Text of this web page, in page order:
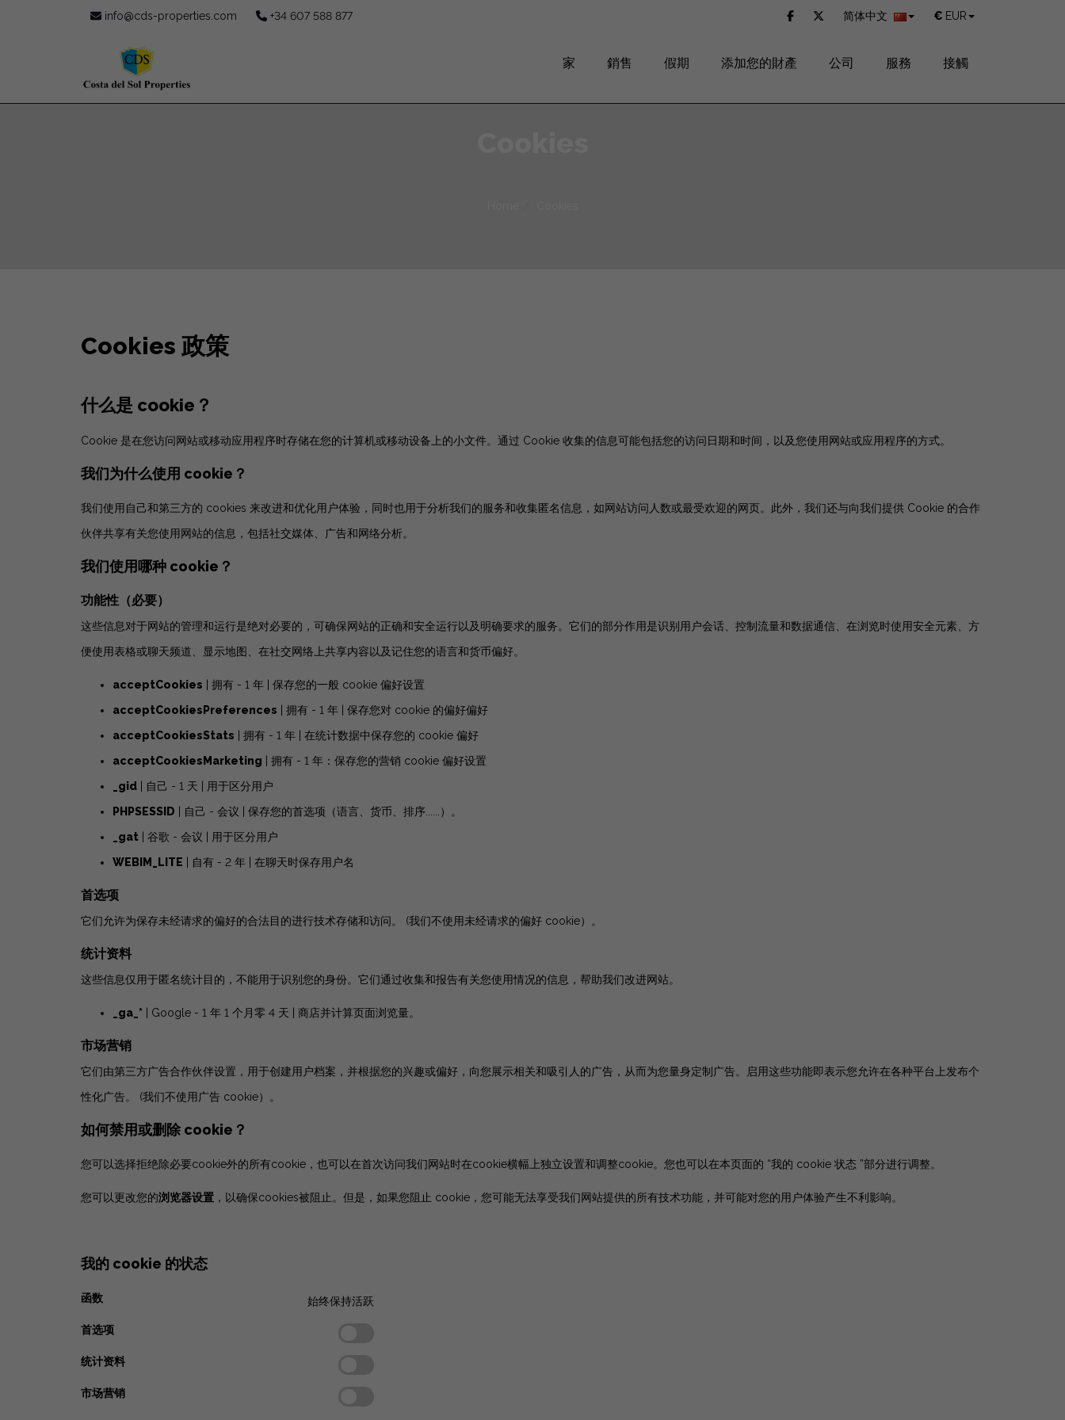
info@cds-properties.com +34 607 588 877 € EUR
简体中文
家 銷售 假期 添加您的財產 公司 服務 接觸
Cookies 政策
什么是 cookie？
Cookie 是在您访问网站或移动应用程序时存储在您的计算机或移动设备上的小文件。通过 Cookie 收集的信息可能包括您的访问日期和时间，以及您使用网站或应用程序的方式。
我们为什么使用 cookie？
我们使用自己和第三方的 cookies 来改进和优化用户体验，同时也用于分析我们的服务和收集匿名信息，如网站访问人数或最受欢迎的网页。此外，我们还与向我们提供 Cookie 的合作
伙伴共享有关您使用网站的信息，包括社交媒体、广告和网络分析。
我们使用哪种 cookie？
功能性（必要）
这些信息对于网站的管理和运行是绝对必要的，可确保网站的正确和安全运行以及明确要求的服务。它们的部分作用是识别用户会话、控制流量和数据通信、在浏览时使用安全元素、方
便使用表格或聊天频道、显示地图、在社交网络上共享内容以及记住您的语言和货币偏好。
acceptCookies | 拥有 - 1 年 | 保存您的一般 cookie 偏好设置
acceptCookiesPreferences | 拥有 - 1 年 | 保存您对 cookie 的偏好偏好
acceptCookiesStats | 拥有 - 1 年 | 在统计数据中保存您的 cookie 偏好
acceptCookiesMarketing | 拥有 - 1 年：保存您的营销 cookie 偏好设置
_gid | 自己 - 1 天 | 用于区分用户
PHPSESSID | 自己 - 会议 | 保存您的首选项（语言、货币、排序......）。
_gat | 谷歌 - 会议 | 用于区分用户
WEBIM_LITE | 自有 - 2 年 | 在聊天时保存用户名
首选项
它们允许为保存未经请求的偏好的合法目的进行技术存储和访问。 (我们不使用未经请求的偏好 cookie）。
统计资料
这些信息仅用于匿名统计目的，不能用于识别您的身份。它们通过收集和报告有关您使用情况的信息，帮助我们改进网站。
_ga_* | Google - 1 年 1 个月零 4 天 | 商店并计算页面浏览量。
市场营销
它们由第三方广告合作伙伴设置，用于创建用户档案，并根据您的兴趣或偏好，向您展示相关和吸引人的广告，从而为您量身定制广告。启用这些功能即表示您允许在各种平台上发布个
性化广告。 (我们不使用广告 cookie）。
如何禁用或删除 cookie？
您可以选择拒绝除必要cookie外的所有cookie，也可以在首次访问我们网站时在cookie横幅上独立设置和调整cookie。您也可以在本页面的 “我的 cookie 状态 ”部分进行调整。
您可以更改您的浏览器设置 ，以确保cookies被阻止。但是，如果您阻止 cookie，您可能无法享受我们网站提供的所有技术功能，并可能对您的用户体验产生不利影响。
我的 cookie 的状态
函数 始终保持活跃
首选项
统计资料
市场营销